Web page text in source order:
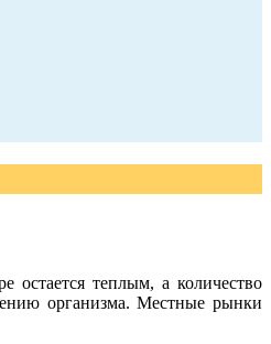
остается теплым, а количество
организма. Местные рынки